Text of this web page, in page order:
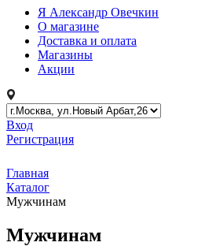
Я Александр Овечкин
О магазине
Доставка и оплата
Магазины
Акции
Вход
Регистрация
Главная
Каталог
Мужчинам
Мужчинам